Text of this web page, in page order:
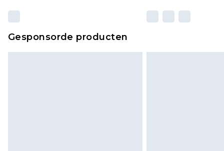
Gesponsorde producten